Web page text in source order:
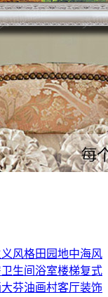
风格田园地中海风
卫生间浴室楼梯复式
大芬油画村客厅装饰